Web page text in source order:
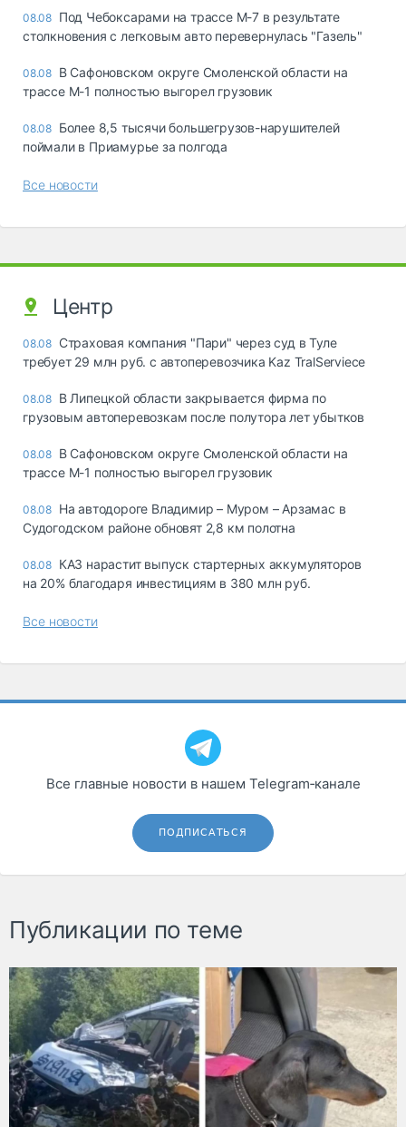
08.08 Под Чебоксарами на трассе М-7 в результате
столкновения с легковым авто перевернулась "Газель"
08.08 В Сафоновском округе Смоленской области на
трассе М-1 полностью выгорел грузовик
08.08 Более 8,5 тысячи большегрузов-нарушителей
поймали в Приамурье за полгода
Все новости
Центр
08.08 Страховая компания "Пари" через суд в Туле
требует 29 млн руб. с автоперевозчика Kaz TralServiece
08.08 В Липецкой области закрывается фирма по
грузовым автоперевозкам после полутора лет убытков
08.08 В Сафоновском округе Смоленской области на
трассе М-1 полностью выгорел грузовик
08.08 На автодороге Владимир – Муром – Арзамас в
Судогодском районе обновят 2,8 км полотна
08.08 КАЗ нарастит выпуск стартерных аккумуляторов
на 20% благодаря инвестициям в 380 млн руб.
Все новости
Все главные новости в нашем Telegram‑канале
ПОДПИСАТЬСЯ
Публикации по теме